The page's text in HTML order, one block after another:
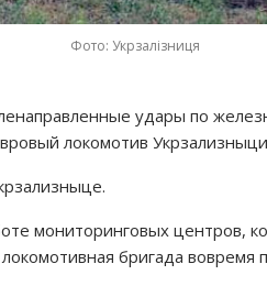
Фото: Укрзалізниця
удары по
локомотив
мониторинговых центров,
бригада вовремя